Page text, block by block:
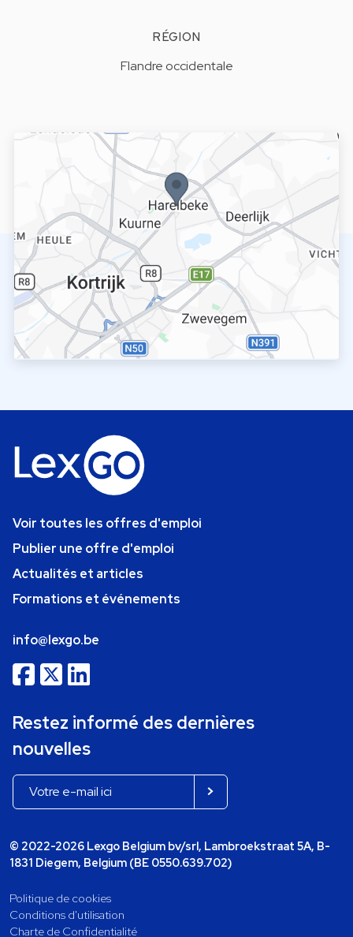
RÉGION
Flandre occidentale
Voir toutes les offres d'emploi
Publier une offre d'emploi
Actualités et articles
Formations et événements
info@lexgo.be
Restez informé des dernières
nouvelles
© 2022-2026 Lexgo Belgium bv/srl, Lambroekstraat 5A, B-
1831 Diegem, Belgium (BE 0550.639.702)
Politique de cookies
Conditions d'utilisation
Charte de Confidentialité